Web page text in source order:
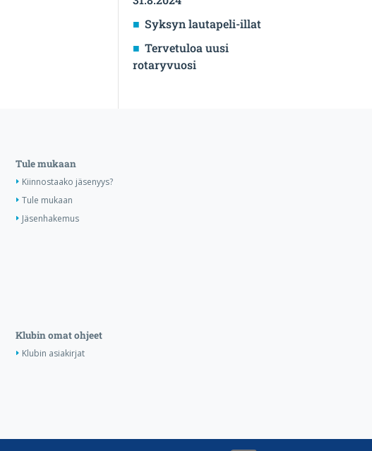
Syksyn lautapeli-illat
Tervetuloa uusi
rotaryvuosi
Tule mukaan
Kiinnostaako jäsenyys?
Tule mukaan
Jäsenhakemus
Klubin omat ohjeet
Klubin asiakirjat